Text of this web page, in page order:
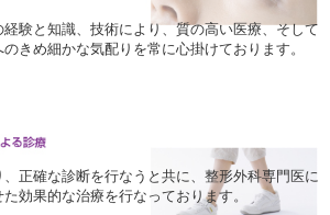
験と知識、技術により、質の高い医療、そして
きめ細かな気配りを常に心掛けております。
正確な診断を行なうと共に、整形外科専門医に
効果的な治療を行なっております。